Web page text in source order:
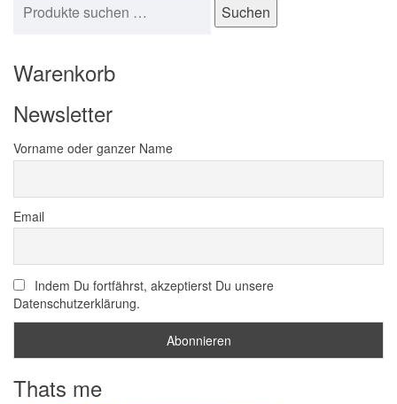
Suchen
Warenkorb
Newsletter
Vorname oder ganzer Name
Email
Indem Du fortfährst, akzeptierst Du unsere
Datenschutzerklärung.
Thats me